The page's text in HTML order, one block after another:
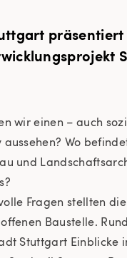
wir einen – auch
Wo
und
Fragen stellten
Baustelle.
Stuttgart Einblicke